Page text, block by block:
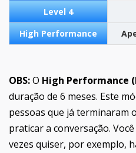
Level 4
High Performance
OBS:O High Performance
duração de 6 meses. Este
pessoas que já terminaram
praticar a conversação.
vezes quiser, por exemplo,